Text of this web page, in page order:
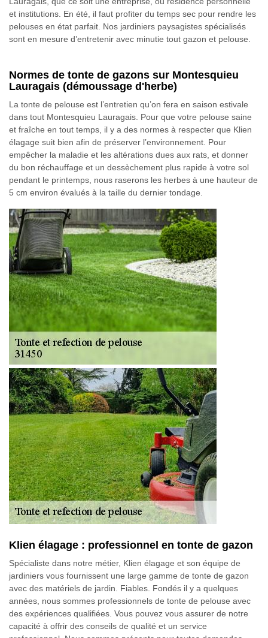
et institutions. En été, il faut profiter du temps sec pour rendre les
pelouses en état parfait. Nos jardiniers paysagistes spécialisés
sont en mesure d’entretenir avec minutie tout gazon et pelouse.
Normes de tonte de gazons sur Montesquieu
Lauragais (démoussage d'herbe)
La tonte de pelouse est l’entretien qu’on fera en saison estivale
dans tout Montesquieu Lauragais. Pour que votre pelouse saine
et fraîche en tout temps, il y a des normes à respecter que Klien
élagage suit bien afin de préserver l’environnement. Pour
empêcher la maladie et les altérations dues aux rats, et donner
du bon réchauffage et un dessèchement plus rapide à votre sol
pendant le printemps, nous raserons les herbes à une hauteur de
5 cm environ évalués à la taille du dernier tondage.
Klien élagage : professionnel en tonte de gazon
Spécialiste dans notre métier, Klien élagage et son équipe de
jardiniers vous fournissent une large gamme de tonte de gazon
avec des matériels de jardin. Fiables. Fondés il y a quelques
années, nous sommes professionnels de tonte de pelouse avec
des expériences qualifiées. Vous pouvez vous assurer de notre
capacité à offrir des conseils de qualité et un service